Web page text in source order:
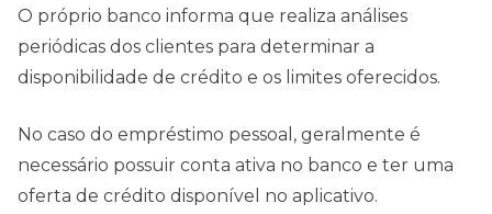
O próprio banco informa que realiza análises
periódicas dos clientes para determinar a
disponibilidade de crédito e os limites oferecidos.
No caso do empréstimo pessoal, geralmente é
necessário possuir conta ativa no banco e ter uma
oferta de crédito disponível no aplicativo.